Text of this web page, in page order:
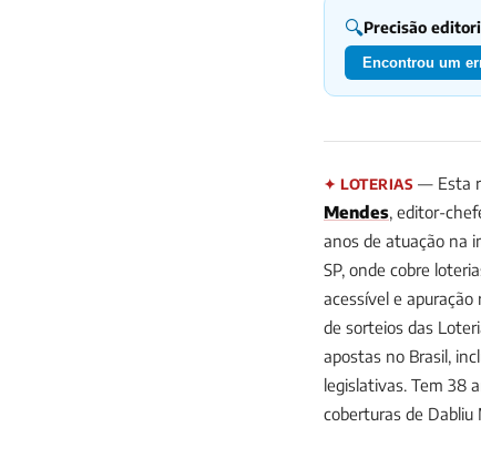
🔍Precisão
Encontrou um
✦ LOTERIAS — Esta
Mendes, editor-
anos de atuação na
SP, onde cobre
acessível e
de sorteios das
apostas no Brasil,
legislativas. Tem 38
coberturas de Dabliu